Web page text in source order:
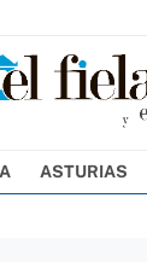
ASTURIAS